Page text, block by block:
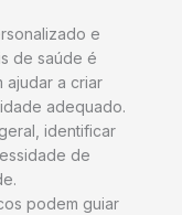
e
de saúde é
ajudar a criar
adequado.
identificar
de
podem guiar